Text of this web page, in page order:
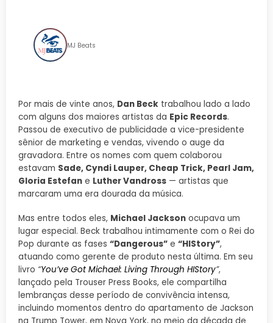
MJ Beats
Por mais de vinte anos, Dan Beck trabalhou lado a lado
com alguns dos maiores artistas da Epic Records.
Passou de executivo de publicidade a vice-presidente
sênior de marketing e vendas, vivendo o auge da
gravadora. Entre os nomes com quem colaborou
estavam Sade, Cyndi Lauper, Cheap Trick, Pearl Jam,
Gloria Estefan e Luther Vandross — artistas que
marcaram uma era dourada da música.
Mas entre todos eles, Michael Jackson ocupava um
lugar especial. Beck trabalhou intimamente com o Rei do
Pop durante as fases “Dangerous” e “HIStory”,
atuando como gerente de produto nesta última. Em seu
livro “You’ve Got Michael: Living Through HIStory”,
lançado pela Trouser Press Books, ele compartilha
lembranças desse período de convivência intensa,
incluindo momentos dentro do apartamento de Jackson
na Trump Tower, em Nova York, no meio da década de